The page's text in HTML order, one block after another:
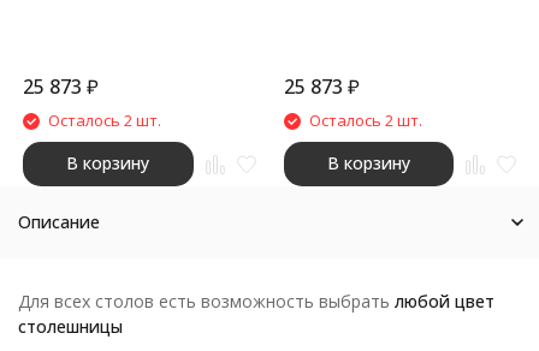
25 873 ₽
Осталось 2 шт.
В корзину
25 873 ₽
Осталось 2 шт.
В корзину
Описание
Для всех столов есть возможность выбрать любой цвет
столешницы